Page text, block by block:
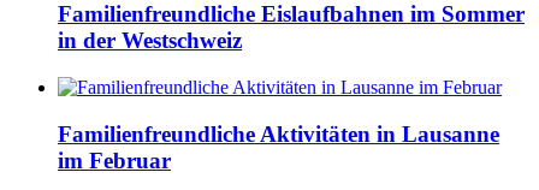
Familienfreundliche Eislaufbahnen im Sommer
in der Westschweiz
Familienfreundliche Aktivitäten in Lausanne
im Februar